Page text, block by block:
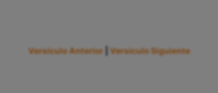
Versículo Anterior Versículo Siguiente